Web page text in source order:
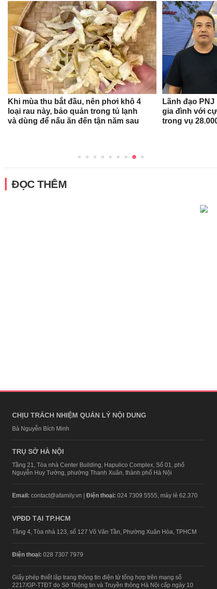
Khi mùa thu bắt đầu, nên phơi khô 4
loại rau này, bảo quản trong tủ lạnh
và dùng để nấu ăn đến tận năm sau
Lãnh đạo
gia đình với
trong vụ
ĐỌC THÊM
CHỊU TRÁCH NHIỆM QUẢN LÝ NỘI DUNG
Bà Nguyễn Bích Minh
TRỤ SỞ HÀ NỘI
Tầng 21, Tòa nhà Center Building, Hapulico Complex, Số 01, phố
Nguyễn Huy Tưởng, phường Thanh Xuân, thành phố Hà Nội
Email: contact@afamily.vn | Điện thoại: 024 7309 5555, máy lẻ 62.370
VPĐD TẠI TP.HCM
Tầng 4, Tòa nhà 123, số 127 Võ Văn Tần, Phường Xuân Hòa, TPHCM
Điện thoại: 028 7307 7979
Giấy phép thiết lập trang thông tin điện tử tổng hợp trên mạng số
2217/GP-TTĐT do Sở Thông tin và Truyền thông Hà Nội cấp ngày 10